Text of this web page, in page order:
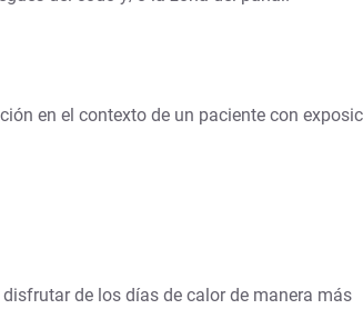
en el contexto de un paciente con
de los días de calor de manera más